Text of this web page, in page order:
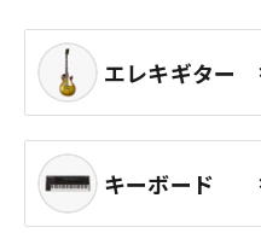
エレキギター
キーボード